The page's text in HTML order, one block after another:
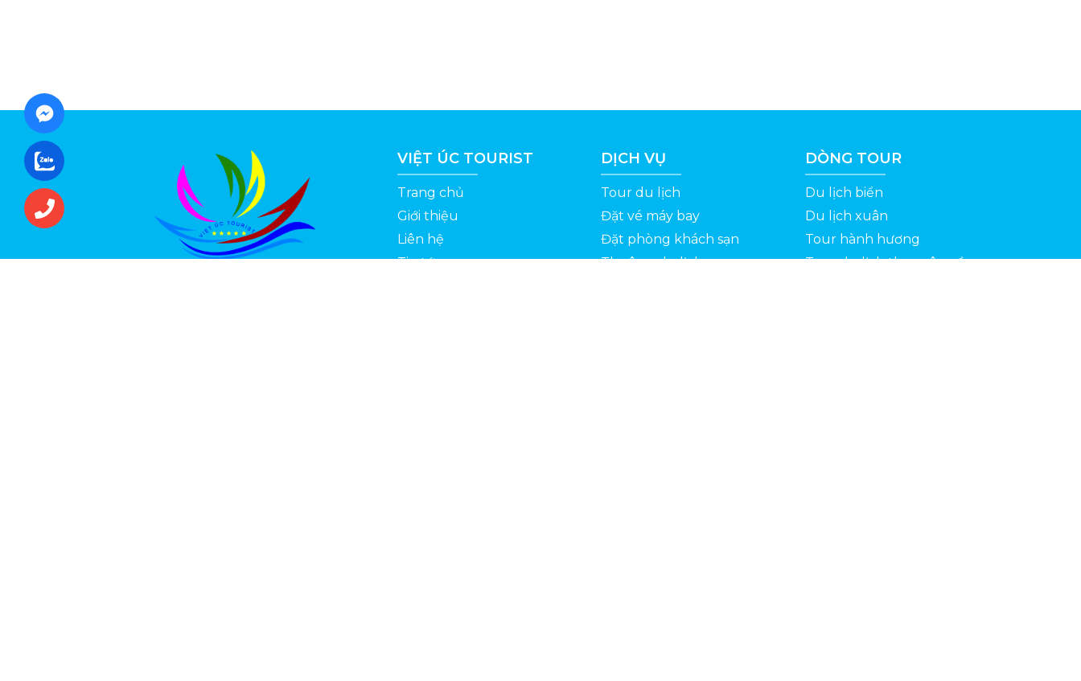
VIỆT ÚC TOURIST
Trang chủ
Giới thiệu
Liên hệ
Tin tức
DỊCH VỤ
Tour du lịch
Đặt vé máy bay
Đặt phòng khách sạn
Thuê xe du lịch
DÒNG TOUR
Du lịch biển
Du lịch xuân
Tour hành hương
Tour du lịch theo yêu cầu